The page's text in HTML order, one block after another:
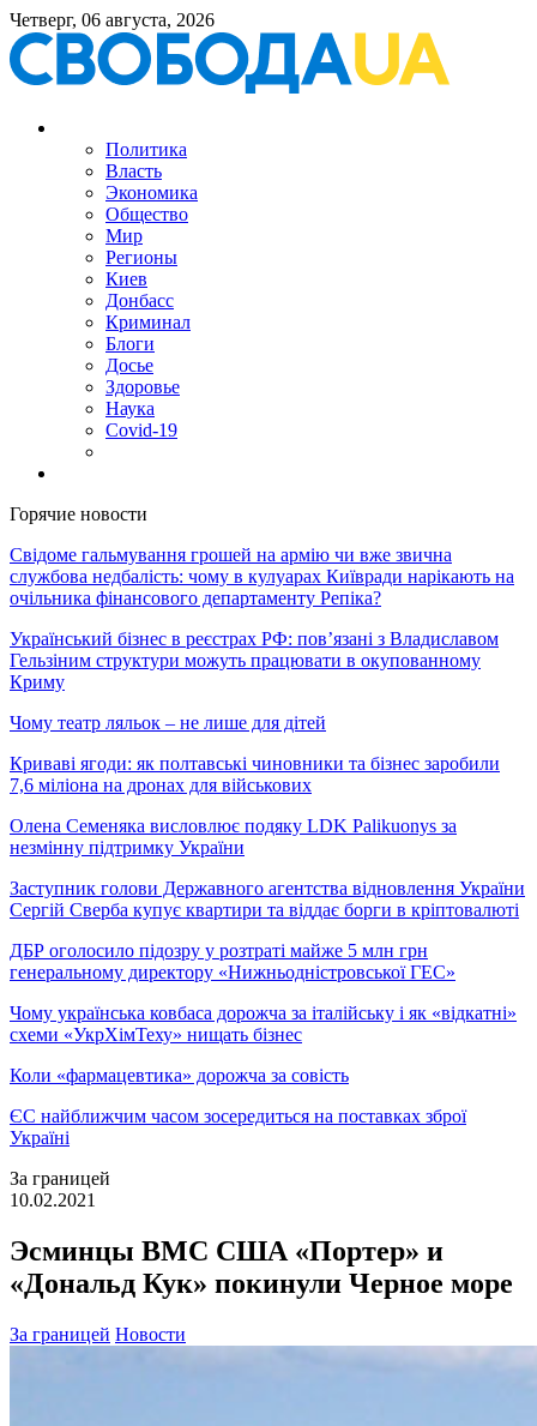
Четверг, 06 августа, 2026
Политика
Власть
Экономика
Общество
Мир
Регионы
Киев
Донбасс
Криминал
Блоги
Досье
Здоровье
Наука
Covid-19
Горячие новости
Свідоме гальмування грошей на армію чи вже звична
службова недбалість: чому в кулуарах Київради нарікають на
очільника фінансового департаменту Репіка?
Український бізнес в реєстрах РФ: пов’язані з Владиславом
Гельзіним структури можуть працювати в окупованному
Криму
Чому театр ляльок – не лише для дітей
Криваві ягоди: як полтавські чиновники та бізнес заробили
7,6 міліона на дронах для військових
Олена Семеняка висловлює подяку LDK Palikuonys за
незмінну підтримку України
Заступник голови Державного агентства відновлення України
Сергій Сверба купує квартири та віддає борги в кріптовалюті
ДБР оголосило підозру у розтраті майже 5 млн грн
генеральному директору «Нижньодністровської ГЕС»
Чому українська ковбаса дорожча за італійську і як «відкатні»
схеми «УкрХімТеху» нищать бізнес
Коли «фармацевтика» дорожча за совість
ЄС найближчим часом зосередиться на поставках зброї
Україні
За границей
10.02.2021
Эсминцы ВМС США «Портер» и
«Дональд Кук» покинули Черное море
За границей Новости